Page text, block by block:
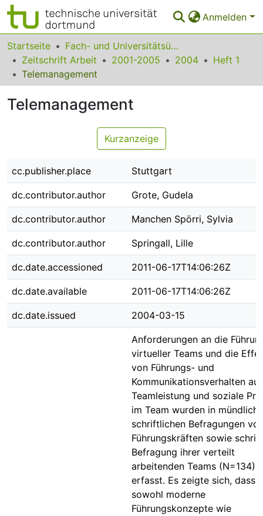
Anmelden
Bereiche & Sammlungen
Das gesamte Repositorium
Startseite
Fach- und Universitätsübergreifendes
Zeitschrift Arbeit
2001-2005 2004
Heft 1
Telemanagement
Telemanagement
Kurzanzeige
cc.publisher.place Stuttgart
dc.contributor.author Grote, Gudela
dc.contributor.author Manchen Spörri, Sylvia
dc.contributor.author Springall, Lille
dc.date.accessioned 2011-06-17T14:06:26Z
dc.date.available 2011-06-17T14:06:26Z
dc.date.issued 2004-03-15
Anforderungen an die
virtueller Teams und die
von Führungs- und
Kommunikationsverhalten auf
Teamleistung und soziale
im Team wurden in
schriftlichen Befragungen
Führungskräften sowie
Befragung ihrer verteilt
arbeitenden Teams (N=134)
erfasst. Es zeigte sich, dass
sowohl moderne
Führungskonzepte wie